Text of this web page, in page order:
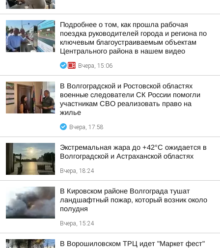
Подробнее о том, как прошла рабочая
поездка руководителей города и региона по
ключевым благоустраиваемым объектам
Центрального района в нашем видео
Вчера, 15:06
В Волгоградской и Ростовской областях
военные следователи СК России помогли
участникам СВО реализовать право на
жилье
Вчера, 17:58
Экстремальная жара до +42°C ожидается в
Волгоградской и Астраханской областях
Вчера, 18:24
В Кировском районе Волгограда тушат
ландшафтный пожар, который возник около
полудня
Вчера, 15:24
В Ворошиловском ТРЦ идет "Маркет фест"